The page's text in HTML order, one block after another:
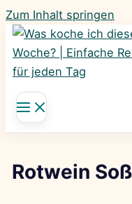
Zum Inhalt springen
Rotwein